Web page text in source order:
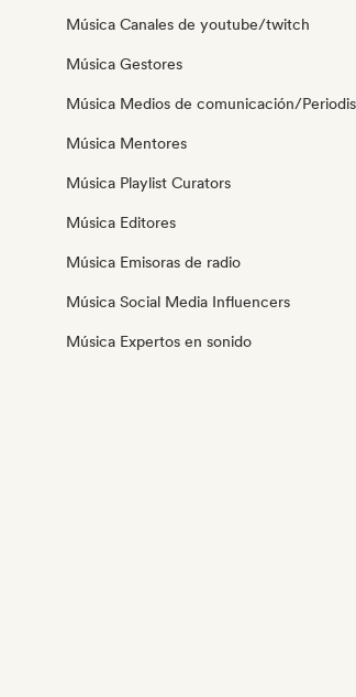
Música Canales de youtube/twitch
Música Gestores
Música Medios de comunicación/
Música Mentores
Música Playlist Curators
Música Editores
Música Emisoras de radio
Música Social Media Influencers
Música Expertos en sonido